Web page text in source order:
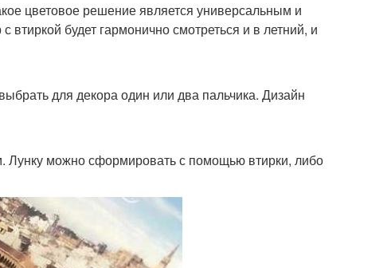
цветовое решение является универсальным и
будет гармонично смотреться и в летний, и
для декора один или два пальчика. Дизайн
Лунку можно сформировать с помощью втирки, либо